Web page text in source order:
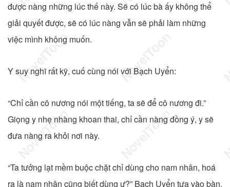
được nàng những lúc thế này. Sẽ có lúc bà ấy không thể
giải quyết được, sẽ có lúc nàng vẫn sẽ phải làm những
việc mình không muốn.
Y suy nghĩ rất kỹ, cuố cùng nói với Bạch Uyển:
“Chỉ cần cô nương nói một tiếng, ta sẽ để cô nương đi.”
Giọng y nhẹ nhàng khoan thai, chỉ cần nàng đồng ý, y sẽ
đưa nàng ra khỏi nơi này.
“Ta tưởng lạt mềm buộc chặt chỉ dùng cho nam nhân, hoá
ra là nam nhân cũng biết dùng ư?” Bạch Uyển tựa vào bàn,